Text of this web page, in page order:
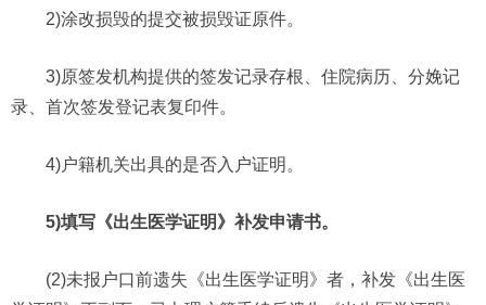
2)涂改损毁的提交被损毁证原件。
3)原签发机构提供的签发记录存根、住院病历、分娩记
录、首次签发登记表复印件。
4)户籍机关出具的是否入户证明。
5)填写《出生医学证明》补发申请书。
(2)未报户口前遗失《出生医学证明》者，补发《出生医